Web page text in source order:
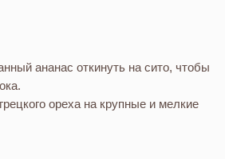
ананас откинуть на сито, чтобы
ореха на крупные и мелкие